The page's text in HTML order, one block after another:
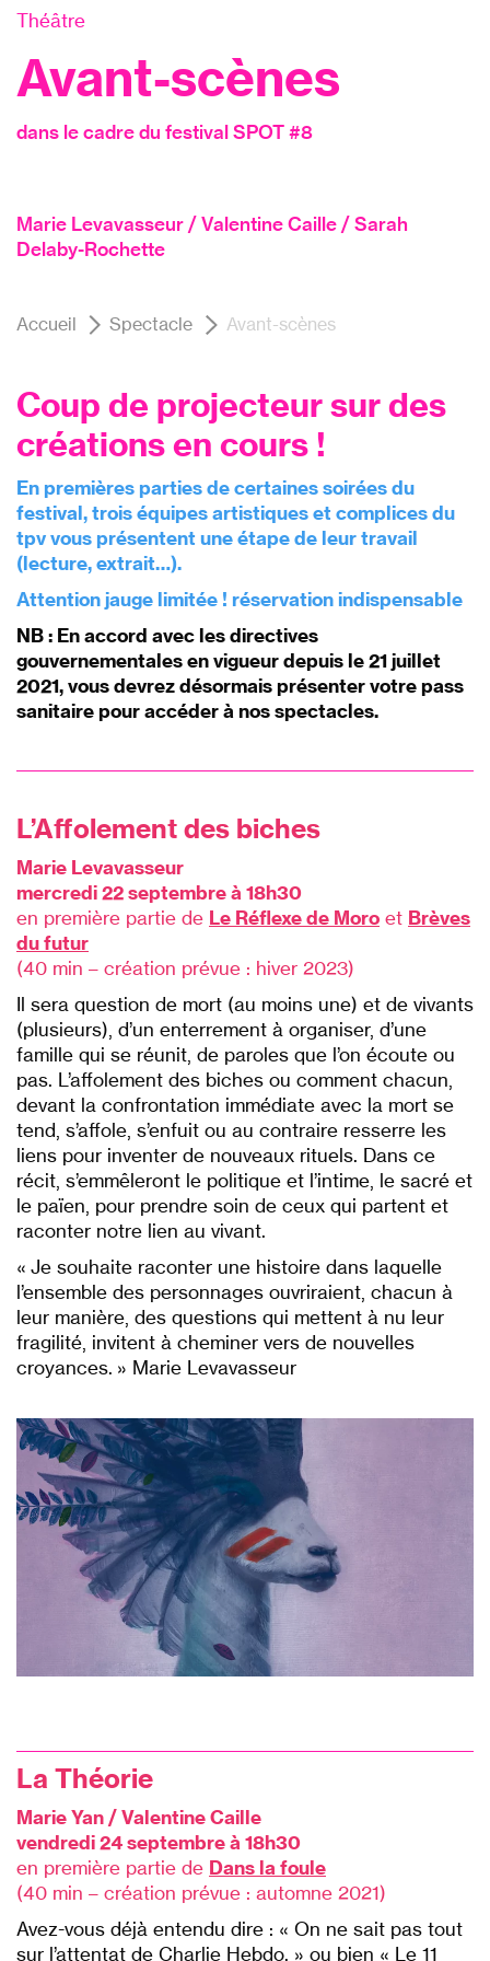
Théâtre
Avant-scènes
dans le cadre du festival SPOT #8
Marie Levavasseur / Valentine Caille / Sarah
Delaby-Rochette
Accueil Spectacle Avant-scènes
Coup de projecteur sur des
créations en cours !
En premières parties de certaines soirées du
festival, trois équipes artistiques et complices du
tpv vous présentent une étape de leur travail
(lecture, extrait…).
Attention jauge limitée ! réservation indispensable
NB : En accord avec les directives
gouvernementales en vigueur depuis le 21 juillet
2021,vous devrez désormais présenter votre pass
sanitaire pour accéder à nos spectacles.
L’Affolement des biches
Marie Levavasseur
mercredi 22 septembre à 18h30
en première partie de Le Réflexe de Moro et Brèves
du futur
(40 min – création prévue : hiver 2023)
Il sera question de mort (au moins une) et de vivants
(plusieurs), d’un enterrement à organiser, d’une
famille qui se réunit, de paroles que l’on écoute ou
pas. L’affolement des biches ou comment chacun,
devant la confrontation immédiate avec la mort se
tend, s’affole, s’enfuit ou au contraire resserre les
liens pour inventer de nouveaux rituels. Dans ce
récit, s’emmêleront le politique et l’intime, le sacré et
le païen, pour prendre soin de ceux qui partent et
raconter notre lien au vivant.
« Je souhaite raconter une histoire dans laquelle
l’ensemble des personnages ouvriraient, chacun à
leur manière, des questions qui mettent à nu leur
fragilité, invitent à cheminer vers de nouvelles
croyances. » Marie Levavasseur
La Théorie
Marie Yan / Valentine Caille
vendredi 24 septembre à 18h30
en première partie de Dans la foule
(40 min – création prévue : automne 2021)
Avez-vous déjà entendu dire : « On ne sait pas tout
sur l’attentat de Charlie Hebdo. » ou bien « Le 11